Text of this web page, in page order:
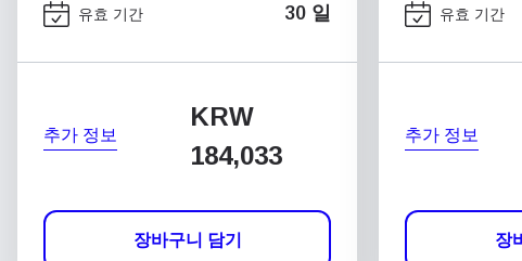
유효 기간 30 일
추가 정보
KRW
184,033
장바구니 담기
유효 기간
추가 정보
장